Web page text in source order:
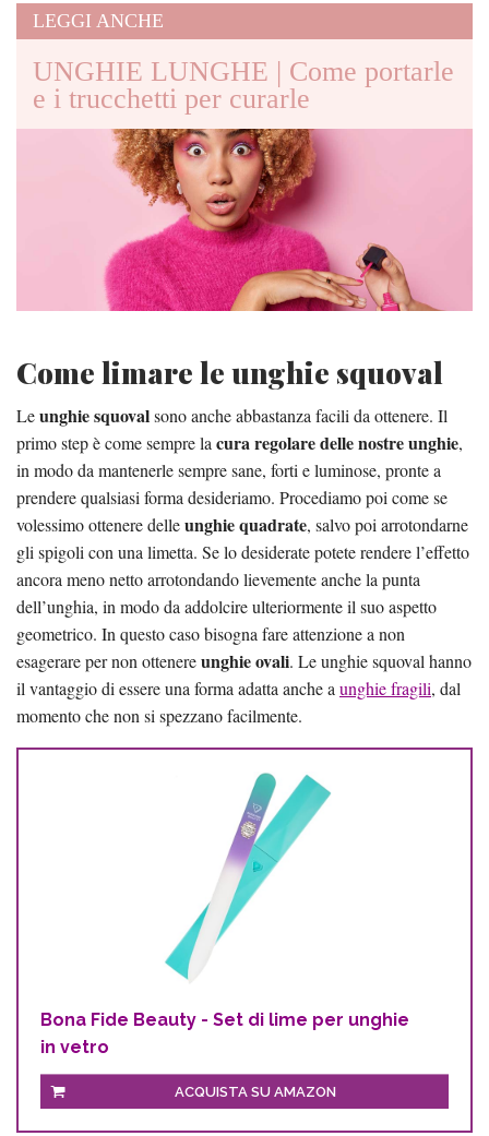
LEGGI ANCHE
UNGHIE LUNGHE | Come portarle
e i trucchetti per curarle
Come limare le unghie squoval
Leunghie squovalsono anche abbastanza facili da ottenere. Il
primo step è come sempre la cura regolare delle nostre unghie,
in modo da mantenerle sempre sane, forti e luminose, pronte a
prendere qualsiasi forma desideriamo. Procediamo poi come se
volessimo ottenere delleunghie quadrate, salvo poi arrotondarne
gli spigoli con una limetta. Se lo desiderate potete rendere l’effetto
ancora meno netto arrotondando lievemente anche la punta
dell’unghia, in modo da addolcire ulteriormente il suo aspetto
geometrico. In questo caso bisogna fare attenzione a non
esagerare per non ottenereunghie ovali. Le unghie squoval hanno
il vantaggio di essere una forma adatta anche a unghie fragili, dal
momento che non si spezzano facilmente.
Bona Fide Beauty - Set di lime per unghie
in vetro
ACQUISTA SU AMAZON